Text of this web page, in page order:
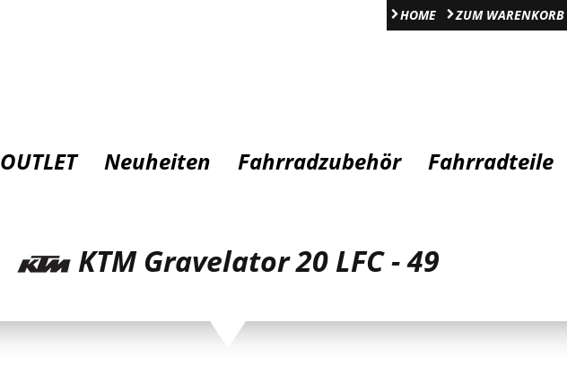
HOME ZUM WARENKORB
OUTLET Neuheiten Fahrradzubehör Fahrradteile
KTM Gravelator 20 LFC - 49